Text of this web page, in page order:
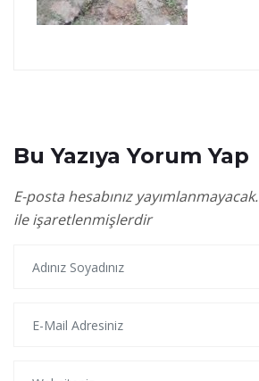
Bu Yazıya Yorum Yap
E-posta hesabınız yayımlanmayacak.
ile işaretlenmişlerdir